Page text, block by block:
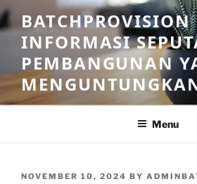
Skip
to
content
BATCHPROVISION
INFORMASI
PEMBANGUNAN
Menu
POSTED
NOVEMBER 10, 2024 BY